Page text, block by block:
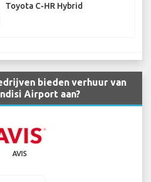
Toyota C-HR Hybrid
bieden verhuur van
Airport aan?
AVIS